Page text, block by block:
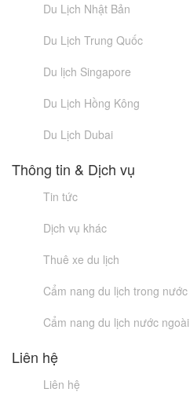
Du Lịch Nhật Bản
Du Lịch Trung Quốc
Du lịch Singapore
Du Lịch Hồng Kông
Du Lịch Dubai
Thông tin & Dịch vụ
Tin tức
Dịch vụ khác
Thuê xe du lịch
Cẩm nang du lịch trong nước
Cẩm nang du lịch nước ngoài
Liên hệ
Liên hệ